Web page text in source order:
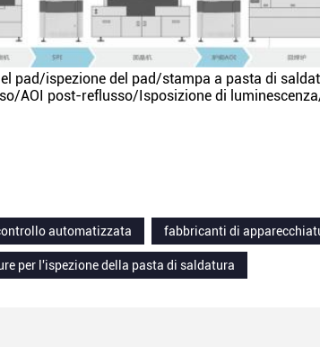
pad/ispezione del pad/stampa a pasta di
AOI post-reflusso/Isposizione di
automatizzata
fabbricanti di
per l'ispezione della pasta di saldatura